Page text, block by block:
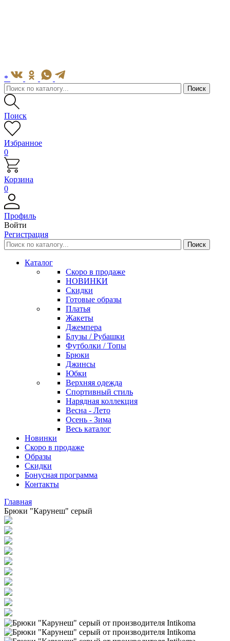
*
Поиск
Избранное
0
Корзина
0
Профиль
Войти
Регистрация
Каталог
Скоро в продаже
НОВИНКИ
Скидки
Готовые образы
Платья
Жакеты
Джемпера
Блузы / Рубашки
Футболки / Топы
Брюки
Джинсы
Юбки
Верхняя одежда
Спортивный стиль
Нарядная коллекция
Весна - Лето
Осень - Зима
Весь каталог
Новинки
Скоро в продаже
Образы
Скидки
Бонусная программа
Контакты
Главная
Брюки "Карунеш" серый